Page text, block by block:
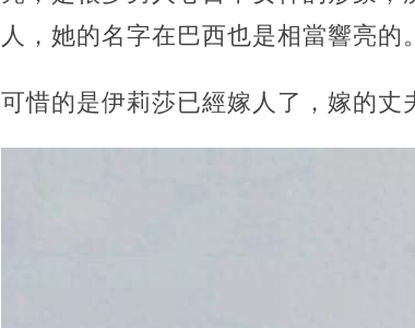
人，她的名字在巴西也是相當響亮的。
可惜的是伊莉莎已經嫁人了，嫁的丈